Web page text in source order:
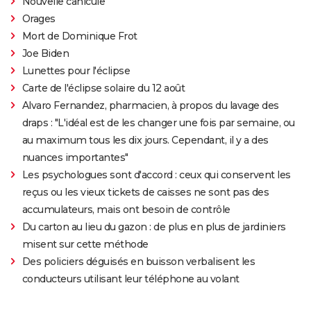
Orages
Mort de Dominique Frot
Joe Biden
Lunettes pour l'éclipse
Carte de l'éclipse solaire du 12 août
Alvaro Fernandez, pharmacien, à propos du lavage des
draps : "L'idéal est de les changer une fois par semaine, ou
au maximum tous les dix jours. Cependant, il y a des
nuances importantes"
Les psychologues sont d'accord : ceux qui conservent les
reçus ou les vieux tickets de caisses ne sont pas des
accumulateurs, mais ont besoin de contrôle
Du carton au lieu du gazon : de plus en plus de jardiniers
misent sur cette méthode
Des policiers déguisés en buisson verbalisent les
conducteurs utilisant leur téléphone au volant